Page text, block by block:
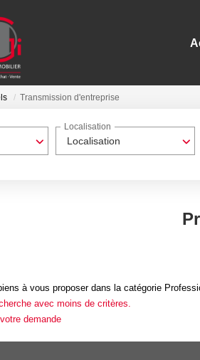
Transmission d'entreprise
Localisation
Localisation
à vous proposer dans la catégorie
avec moins de critères.
demande